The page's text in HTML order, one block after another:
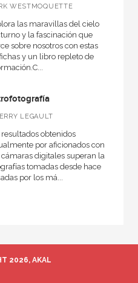
de la literatura eslava
de la literatura inglesa
Negra
WESTMOQUETTE
las maravillas del cielo
y la fascinación que
sobre nosotros con estas
y un libro repleto de
LEGAULT
resultados obtenidos
por aficionados con
cámaras digitales superan las
tomadas desde hace
por los má...
2026, AKAL